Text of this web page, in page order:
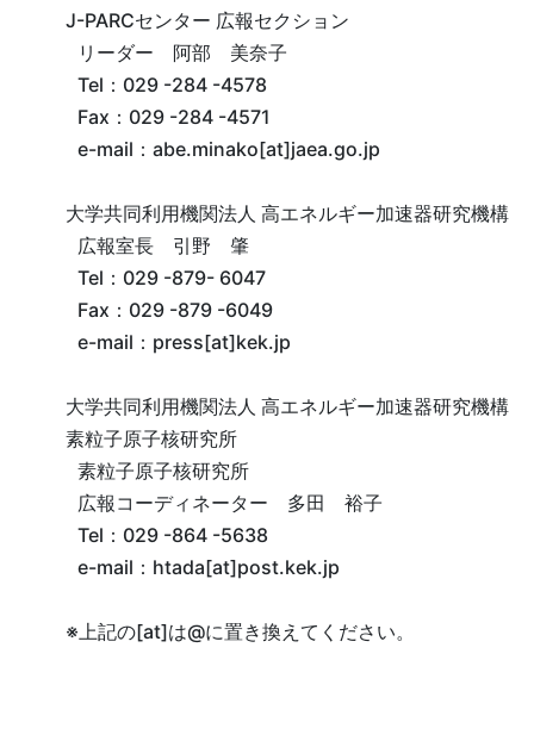
J-PARCセンター 広報セクション
リーダー 阿部 美奈子
Tel ：029 -284 -4578
Fax ：029 -284 -4571
e-mail ：abe.minako[at]jaea.go.jp
大学共同利用機関法人 高エネルギー加速器研究機構
広報室長 引野 肇
Tel ：029 -879- 6047
Fax ：029 -879 -6049
e-mail ：press[at]kek.jp
大学共同利用機関法人 高エネルギー加速器研究機構
素粒子原子核研究所
素粒子原子核研究所
広報コーディネーター 多田 裕子
Tel ：029 -864 -5638
e-mail ：htada[at]post.kek.jp
※上記の[at]は@に置き換えてください。